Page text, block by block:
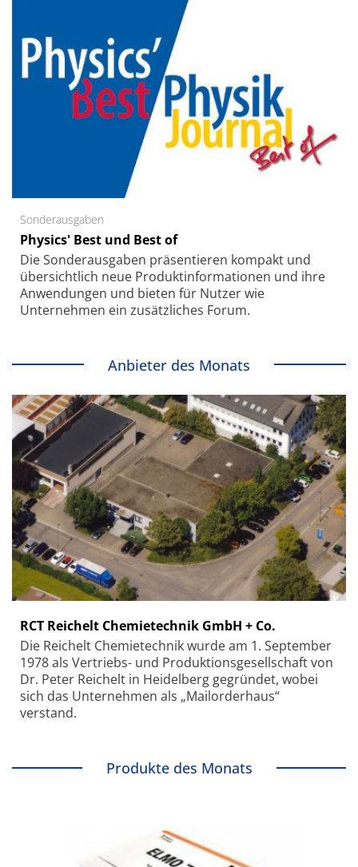
Sonderausgaben
Physics' Best und Best of
Die Sonder­ausgaben präsentieren kompakt und
übersichtlich neue Produkt­informationen und ihre
Anwendungen und bieten für Nutzer wie
Unternehmen ein zusätzliches Forum.
Anbieter des Monats
RCT Reichelt Chemietechnik GmbH + Co.
Die Reichelt Chemietechnik wurde am 1. September
1978 als Vertriebs- und Produktionsgesellschaft von
Dr. Peter Reichelt in Heidelberg gegründet, wobei
sich das Unternehmen als „Mailorderhaus“
verstand.
Produkte des Monats